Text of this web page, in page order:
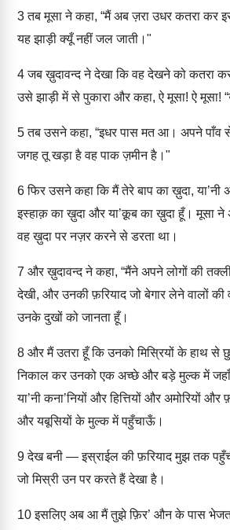
3तब मूसा ने कहा, “मैं अब ज़रा उधर कतरा कर
यह झाड़ी क्यूँ नहीं जल जाती।"
4जब ख़ुदावन्द ने देखा कि वह देखने को कतरा
उसे झाड़ी में से पुकारा और कहा, ऐ मूसा! ऐ मूसा!
5तब उसने कहा, “इधर पास मत आ। अपने पाँव
जगह तू खड़ा है वह पाक ज़मीन है।"
6फिर उसने कहा कि मैं तेरे बाप का ख़ुदा, या’नी
इस्हाक़ का ख़ुदा और या’क़ूब का ख़ुदा हूँ। मूसा ने
वह ख़ुदा पर नज़र करने से डरता था।
7 और ख़ुदावन्द ने कहा, “मैंने अपने लोगों की
देखी, और उनकी फ़रियाद जो बेगार लेने वालों
उनके दुखों को जानता हूँ।
8 और मैं उतरा हूँ कि उनको मिस्रियों के हाथ
निकाल कर उनको एक अच्छे और बड़े मुल्क में
या’नी कना’नियों और हित्तियों और अमोरियों और
और यबूसियों के मुल्क में पहुँचाऊँ।
9देख बनी — इस्राईल की फ़रियाद मुझ तक
जो मिस्री उन पर करते हैं देखा है।
10इसलिए अब आ मैं तुझे फ़िर’ औन के पास